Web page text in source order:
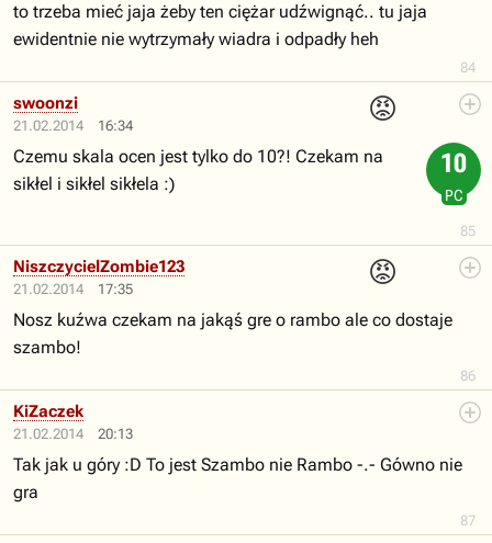
84
to trzeba mieć jaja żeby ten ciężar udźwignąć.. tu jaja
ewidentnie nie wytrzymały wiadra i odpadły heh
21.02.2014 16:34
😡
85
swoonzi
10
PC
Czemu skala ocen jest tylko do 10?! Czekam na
sikłel i sikłel sikłela :)
21.02.2014 17:35
😡
86
NiszczycielZombie123
Nosz kuźwa czekam na jakąś gre o rambo ale co dostaje
szambo!
21.02.2014 20:13
87
KiZaczek
Tak jak u góry :D To jest Szambo nie Rambo -.- Gówno nie
gra